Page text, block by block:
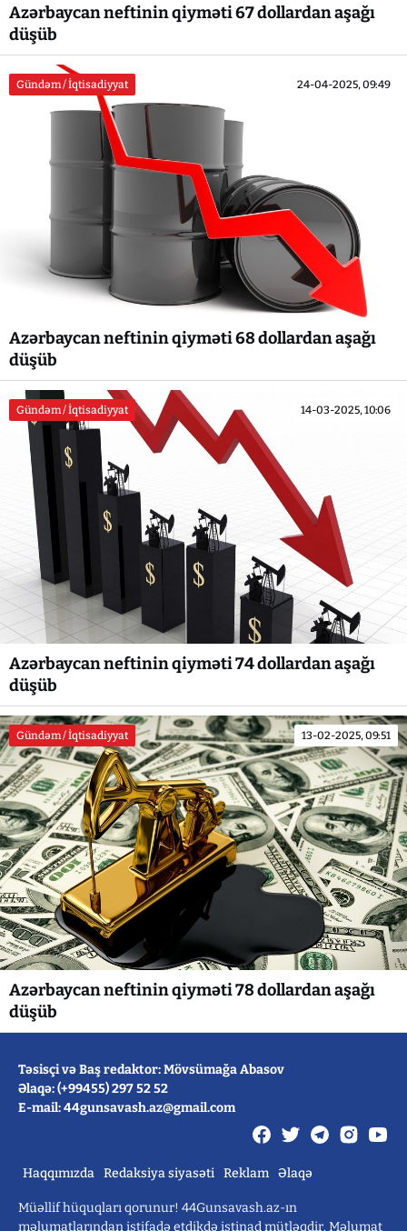
Azərbaycan neftinin qiyməti 67 dollardan aşağı
düşüb
Gündəm / İqtisadiyyat 24-04-2025, 09:49
Azərbaycan neftinin qiyməti 68 dollardan aşağı
düşüb
Gündəm / İqtisadiyyat 14-03-2025, 10:06
Azərbaycan neftinin qiyməti 74 dollardan aşağı
düşüb
Gündəm / İqtisadiyyat 13-02-2025, 09:51
Azərbaycan neftinin qiyməti 78 dollardan aşağı
düşüb
Təsisçi və Baş redaktor: Mövsümağa Abasov
Əlaqə: (+99455) 297 52 52
E-mail: 44gunsavash.az@gmail.com
Haqqımızda Redaksiya siyasəti Reklam Əlaqə
Müəllif hüquqları qorunur! 44Gunsavash.az-ın
məlumatlarından istifadə etdikdə istinad mütləqdir. Məlumat